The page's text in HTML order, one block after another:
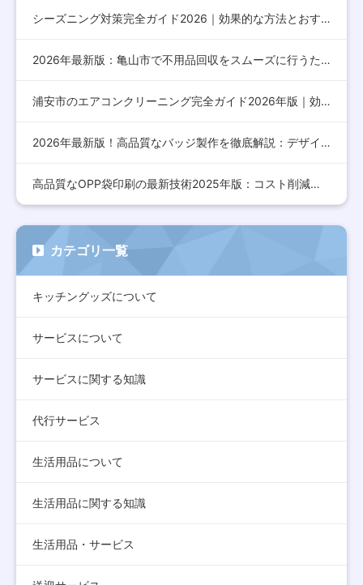
シーズニング対策完全ガイド2026｜効果的な方法とおすすめア…
2026年最新版：亀山市で不用品回収をスムーズに行うための完…
浦安市のエアコンクリーニング完全ガイド2026年版｜効果的な…
2026年最新版！高品質なバッジ製作を徹底解説：デザインから…
高品質なOPP袋印刷の最新技術2025年版：コスト削減とデザ…
カテゴリ一覧
キッチングッズについて
サービスについて
サービスに関する知識
代行サービス
生活用品について
生活用品に関する知識
生活用品・サービス